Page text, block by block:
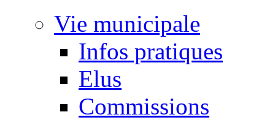
Vie municipale
Infos pratiques
Elus
Commissions